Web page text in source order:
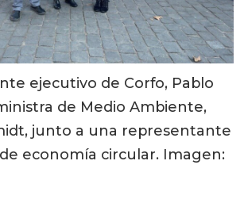
ejecutivo de Corfo, Pablo
de Medio Ambiente,
junto a una representante
economía circular. Imagen: